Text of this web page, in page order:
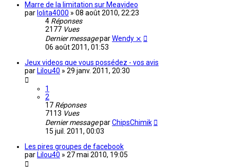
Marre de la limitation sur Meavideo
par lolita4000 » 08 août 2010, 22:23
4 Réponses
2177 Vues
Dernier messageparWendy ⨯
06 août 2011, 01:53
Jeux videos que vous possédez - vos avis
par Lilou40 » 29 janv. 2011, 20:30
1
2
17 Réponses
7113 Vues
Dernier messageparChipsChimik
15 juil. 2011, 00:03
Les pires groupes de facebook
par Lilou40 » 27 mai 2010, 19:05